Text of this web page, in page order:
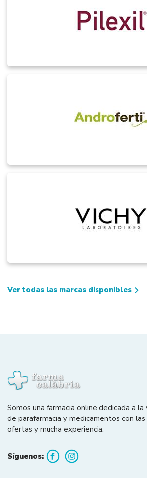
Ver todas las marcas disponibles
Somos una farmacia online dedicada a
de parafarmacia y medicamentos con las
ofertas y mucha experiencia.
Síguenos: